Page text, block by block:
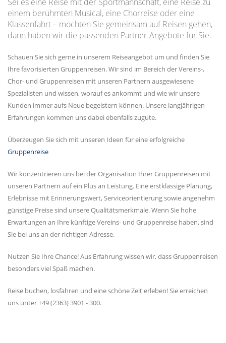
einem berühmten Musical, eine Chorreise oder eine
Klassenfahrt – möchten Sie gemeinsam auf Reisen gehen,
dann haben wir die passenden Partner-Angebote für Sie.
Schauen Sie sich gerne in unserem Reiseangebot um und finden Sie
Ihre favorisierten Gruppenreisen. Wir sind im Bereich der Vereins-,
Chor- und Gruppenreisen mit unseren Partnern ausgewiesene
Spezialisten und wissen, worauf es ankommt und wie wir unsere
Kunden immer aufs Neue begeistern können. Unsere langjährigen
Erfahrungen kommen uns dabei ebenfalls zugute.
Überzeugen Sie sich mit unseren Ideen für eine erfolgreiche
Gruppenreise
Wir konzentrieren uns bei der Organisation Ihrer Gruppenreisen mit
unseren Partnern auf ein Plus an Leistung. Eine erstklassige Planung,
Erlebnisse mit Erinnerungswert, Serviceorientierung sowie angenehm
günstige Preise sind unsere Qualitätsmerkmale. Wenn Sie hohe
Erwartungen an Ihre künftige Vereins- und Gruppenreise haben, sind
Sie bei uns an der richtigen Adresse.
Nutzen Sie Ihre Chance! Aus Erfahrung wissen wir, dass Gruppenreisen
besonders viel Spaß machen.
Reise buchen, losfahren und eine schöne Zeit erleben! Sie erreichen
uns unter +49 (2363) 3901 - 300.